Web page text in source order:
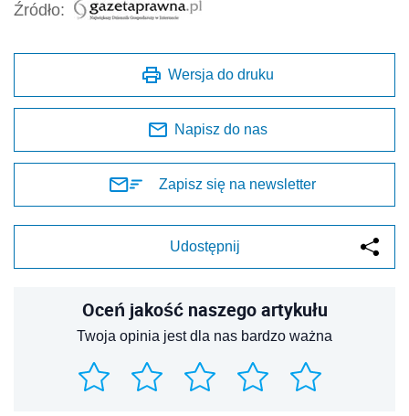
Źródło:
Wersja do druku
Napisz do nas
Zapisz się na newsletter
Udostępnij
Oceń jakość naszego artykułu
Twoja opinia jest dla nas bardzo ważna